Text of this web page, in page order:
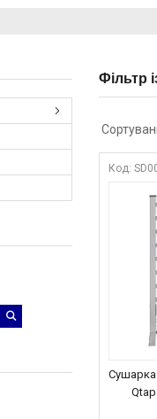
Фільтр
Сушарка